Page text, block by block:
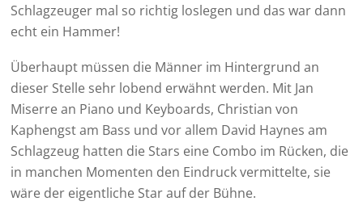
Schlagzeuger mal so richtig loslegen und das war dann
echt ein Hammer!
Überhaupt müssen die Männer im Hintergrund an
dieser Stelle sehr lobend erwähnt werden. Mit Jan
Miserre an Piano und Keyboards, Christian von
Kaphengst am Bass und vor allem David Haynes am
Schlagzeug hatten die Stars eine Combo im Rücken, die
in manchen Momenten den Eindruck vermittelte, sie
wäre der eigentliche Star auf der Bühne.